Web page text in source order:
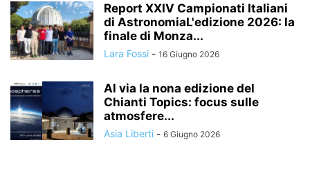
Report XXIV Campionati Italiani
di AstronomiaL'edizione 2026: la
finale di Monza...
Lara Fossi - 16 Giugno 2026
Al via la nona edizione del
Chianti Topics: focus sulle
atmosfere...
Asia Liberti - 6 Giugno 2026